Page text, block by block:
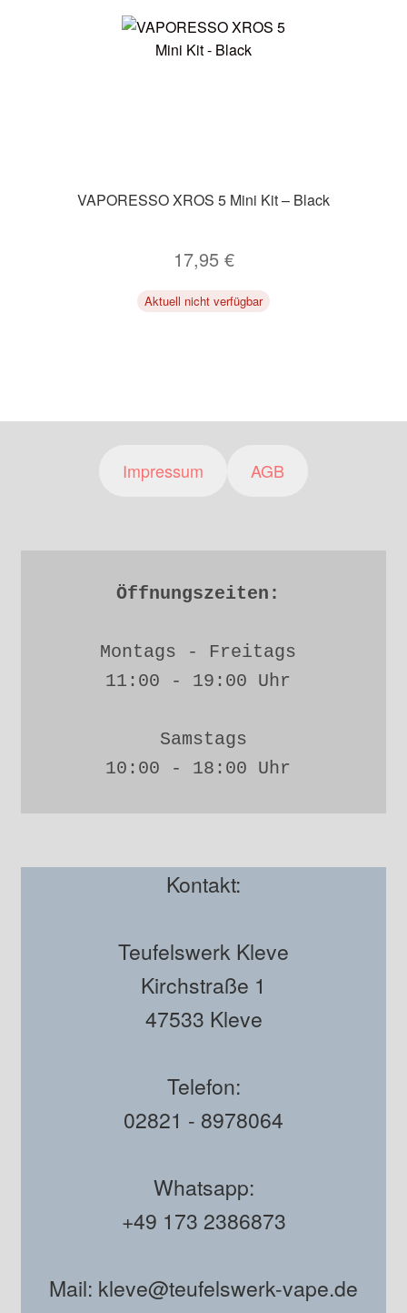
VAPORESSO XROS 5 Mini Kit – Black
17,95 €
Aktuell nicht verfügbar
Impressum AGB
Öffnungszeiten:
Montags - Freitags
11:00 - 19:00 Uhr
Samstags
10:00 - 18:00 Uhr
Kontakt:
Teufelswerk Kleve
Kirchstraße 1
47533 Kleve
Telefon:
02821 - 8978064
Whatsapp:
+49 173 2386873
Mail: kleve@teufelswerk-vape.de